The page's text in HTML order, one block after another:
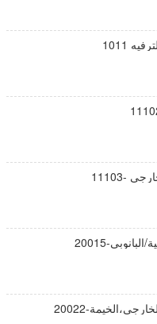
1011
-11103
20015
20022